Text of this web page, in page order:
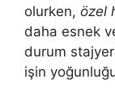
olurken, özel
daha esnek
durum
işin